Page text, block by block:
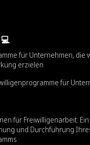
für Unternehmen, die
erzielen
für
für Freiwilligenarbeit:
und Durchführung